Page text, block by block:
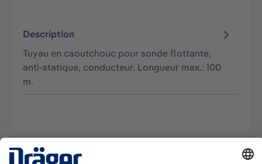
Description
Tuyau en caoutchouc pour sonde flottante,
anti-statique, conducteur. Longueur max.: 100
m.